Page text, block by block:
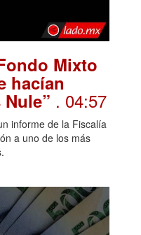
Mixto
hacían
. 04:57
informe de la Fiscalía
a uno de los más